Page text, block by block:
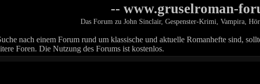
-- www.gruselroman-
Das Forum zu John Sinclair, Gespenster-Krimi, Vampira,
nach einem Forum rund um klassische und aktuelle Romanhefte sind,
Foren. Die Nutzung des Forums ist kostenlos.